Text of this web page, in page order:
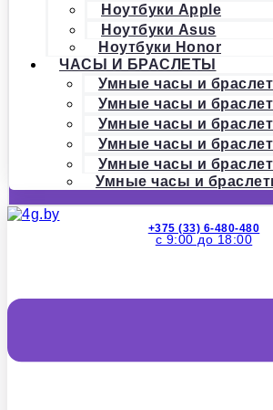
Ноутбуки Apple
Ноутбуки Asus
Ноутбуки Honor
ЧАСЫ И БРАСЛЕТЫ
Умные часы и
Умные часы и
Умные часы и
Умные часы и
Умные часы и
Умные часы и
+375 (33) 6-480-480
с 9:00 до 18:00